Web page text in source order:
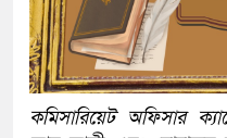
কমিসারিয়েট অফিসার